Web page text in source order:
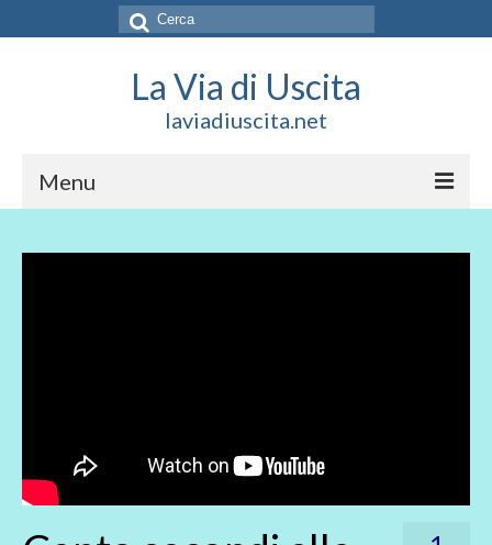
Cerca:
La Via di Uscita
laviadiuscita.net
Menu